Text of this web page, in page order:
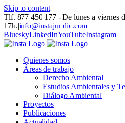
Skip to content
Tlf. 877 450 177‬ - De lunes a viernes
17h.|info@instajuridic.com
BlueskyLinkedInYouTubeInstagram
Quienes somos
Áreas de trabajo
Derecho Ambiental
Estudios Ambientales y
Diálogo Ambiental
Proyectos
Publicaciones